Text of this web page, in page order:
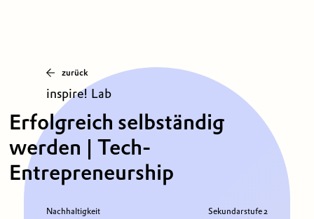
zurück
inspire! Lab
Erfolgreich selbständig
werden | Tech-
Entrepreneurship
Nachhaltigkeit
Sekundarstufe 2